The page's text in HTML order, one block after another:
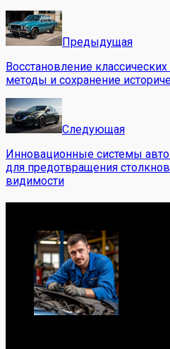
Предыдущая
Восстановление
методы и сохранение
Следующая
Инновационные системы
для предотвращения
видимости